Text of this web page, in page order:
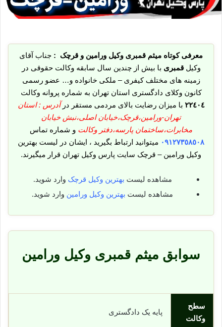
معرفی کوتاه میثم قمبری وکیل ورامین و قرچک : جناب آقای
وکیلقمبری با بیش از چندین سال سابقه وکالت حقوقی در
زمینه های مختلف کیفری – ملکی خانواده و… عضو رسمی
کانون وکلای دادگستری استان تهران به شماره پروانه وکالت
٢٢٤٠٤ با میزان رضایت بالای مردمی مستقر درآدرس : استان
تهران-ورامین،قرچک،خیابان اصلی،نبش خیابان
مخابرات،ساختمان پارسه،دفتر وکالت و شماره تماس
٠٩١٢٧٣٥٨٥٠٨ میتوانید ارتباط بگیرید ، ایشان در لیست بهترین
وکیل ورامین – قرچک سایت پارس وکیل تهران قرار میگیرند.
مشاهده لیست بهترین وکیل قرچک وارد شوید.
مشاهده لیست بهترین وکیل ورامین وارد شوید.
سوابق میثم قمبری وکیل ورامین
سطح
وکالت
پایه یک دادگستری